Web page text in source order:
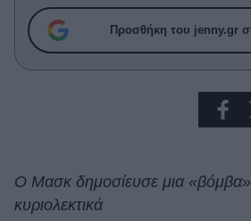
Success Stories
Ζώδια
Cooking
Green
Προσθήκη του jenny.gr
Ο Μασκ δημοσίευσε μια
κυριολεκτικά